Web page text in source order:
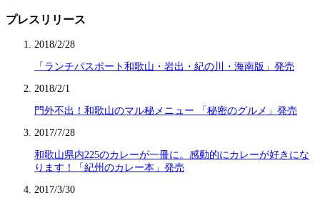
プレスリリース
2018/2/28
「ランチパスポート和歌山・岩出・紀の川・海南版」発売
2018/2/1
門外不出！和歌山のマル秘メニュー 「秘密のグルメ」発売
2017/7/28
和歌山県内225のカレーが一冊に。感動的にカレーが好きにな
ります！「紀州のカレー本」発売
2017/3/30